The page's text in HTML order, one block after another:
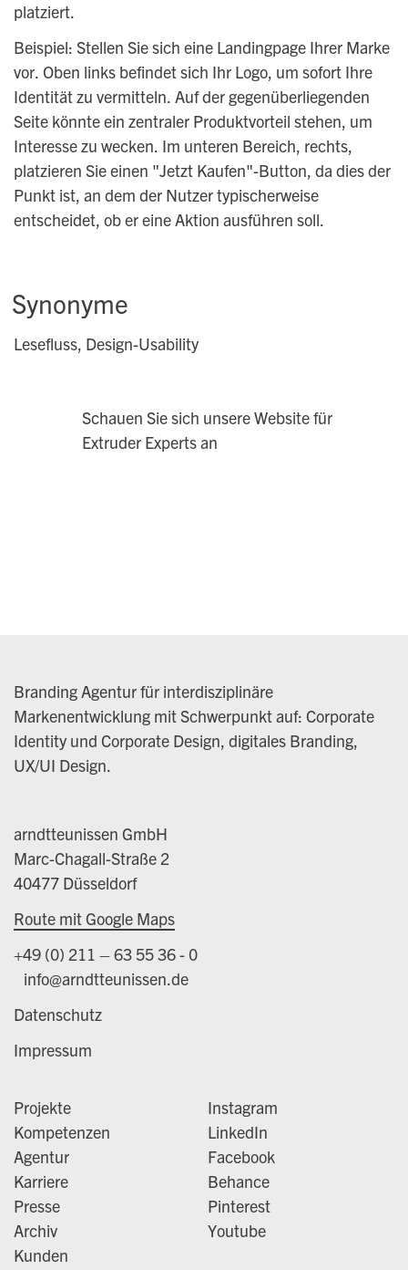
platziert.
Beispiel: Stellen Sie sich eine Landingpage Ihrer Marke
vor. Oben links befindet sich Ihr Logo, um sofort Ihre
Identität zu vermitteln. Auf der gegenüberliegenden
Seite könnte ein zentraler Produktvorteil stehen, um
Interesse zu wecken. Im unteren Bereich, rechts,
platzieren Sie einen "Jetzt Kaufen"-Button, da dies der
Punkt ist, an dem der Nutzer typischerweise
entscheidet, ob er eine Aktion ausführen soll.
Synonyme
Lesefluss, Design-Usability
Schauen Sie sich unsere Website für
Extruder Experts an
Branding Agentur für interdisziplinäre
Markenentwicklung mit Schwerpunkt auf: Corporate
Identity und Corporate Design, digitales Branding,
UX/UI Design.
arndtteunissen GmbH
Marc-Chagall-Straße 2
40477 Düsseldorf
Route mit Google Maps
+49 (0) 211 – 63 55 36 - 0
info@arndtteunissen.de
Datenschutz
Impressum
Projekte
Kompetenzen
Agentur
Karriere
Presse
Archiv
Kunden
Instagram
LinkedIn
Facebook
Behance
Pinterest
Youtube